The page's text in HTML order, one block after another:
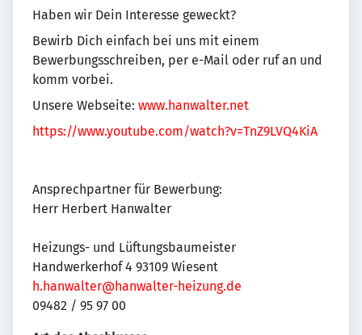
Haben wir Dein Interesse geweckt?
Bewirb Dich einfach bei uns mit einem
Bewerbungsschreiben, per e-Mail oder ruf an und
komm vorbei.
Unsere Webseite: www.hanwalter.net
https://www.youtube.com/watch?v=TnZ9LVQ4KiA
Ansprechpartner für Bewerbung:
Herr Herbert Hanwalter
Heizungs- und Lüftungsbaumeister
Handwerkerhof 4 93109 Wiesent
h.hanwalter@hanwalter-heizung.de
09482 / 95 97 00